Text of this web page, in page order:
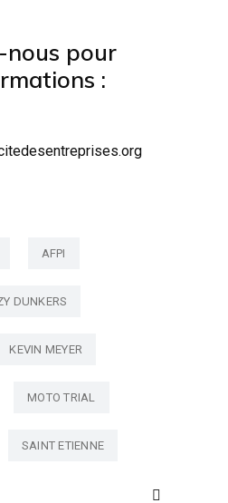
nous pour
:
AFPI
DUNKERS
KEVIN MEYER
MOTO TRIAL
SAINT ETIENNE